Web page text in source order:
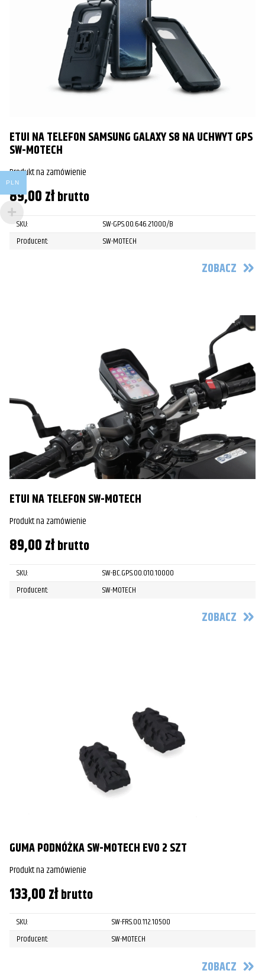
ETUI NA TELEFON SAMSUNG GALAXY S8 NA UCHWYT GPS
SW-MOTECH
Produkt na zamówienie
89,00złbrutto
SKU:
SW-GPS.00.646.21000/B
Producent:
SW-MOTECH
ZOBACZ
ETUI NA TELEFON SW-MOTECH
Produkt na zamówienie
89,00złbrutto
SKU:
SW-BC.GPS.00.010.10000
Producent:
SW-MOTECH
ZOBACZ
GUMA PODNÓŻKA SW-MOTECH EVO 2 SZT
Produkt na zamówienie
133,00złbrutto
SKU:
SW-FRS.00.112.10500
Producent:
SW-MOTECH
ZOBACZ
PLN